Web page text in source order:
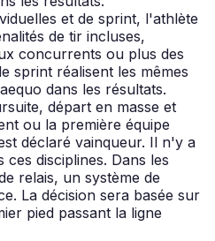
et de sprint, l'athlète
de tir incluses,
concurrents ou plus des
sprint réalisent les mêmes
dans les résultats.
départ en masse et
ou la première équipe
déclaré vainqueur. Il n'y a
disciplines. Dans les
relais, un système de
La décision sera basée sur
pied passant la ligne